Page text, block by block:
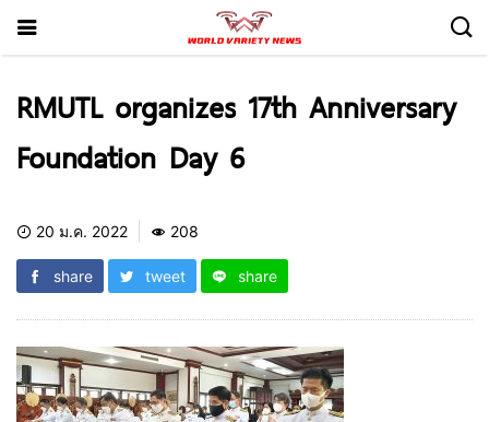
RMUTL organizes 17th Anniversary
Foundation Day 6
20 ม.ค. 2022 208
share tweet share